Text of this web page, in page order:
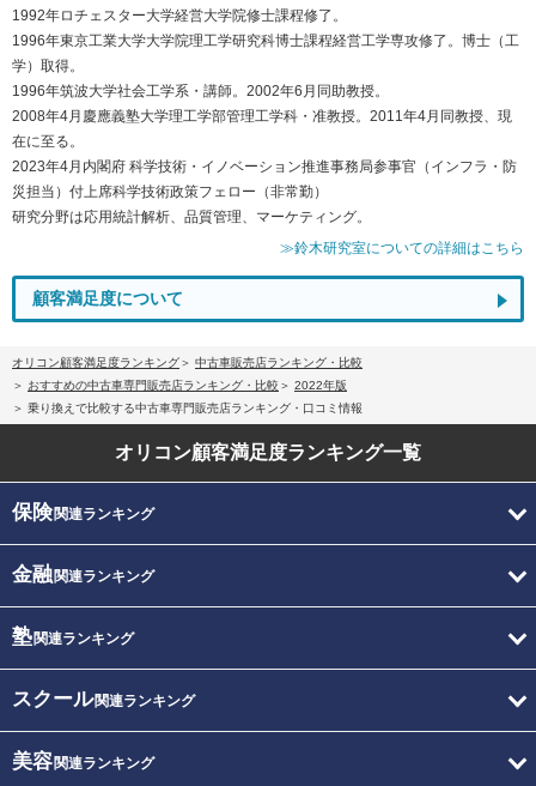
1992年ロチェスター大学経営大学院修士課程修了。
1996年東京工業大学大学院理工学研究科博士課程経営工学専攻修了。博士（工
学）取得。
1996年筑波大学社会工学系・講師。2002年6月同助教授。
2008年4月慶應義塾大学理工学部管理工学科・准教授。2011年4月同教授、現
在に至る。
2023年4月内閣府 科学技術・イノベーション推進事務局参事官（インフラ・防
災担当）付上席科学技術政策フェロー（非常勤）
研究分野は応用統計解析、品質管理、マーケティング。
≫鈴木研究室についての詳細はこちら
顧客満足度について
オリコン顧客満足度ランキング
中古車販売店ランキング・比較
おすすめの中古車専門販売店ランキング・比較
2022年版
乗り換えで比較する中古車専門販売店ランキング・口コミ情報
オリコン顧客満足度ランキング一覧
保険関連ランキング
金融関連ランキング
塾関連ランキング
スクール関連ランキング
美容関連ランキング